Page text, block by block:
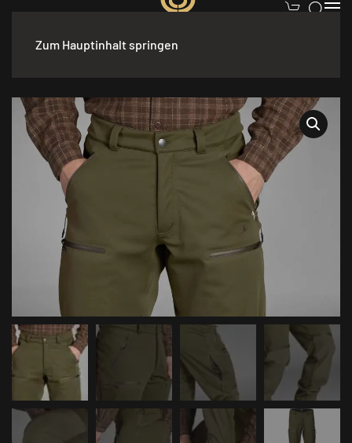
Zum Hauptinhalt springen
Bekleidung Herren /Jacken